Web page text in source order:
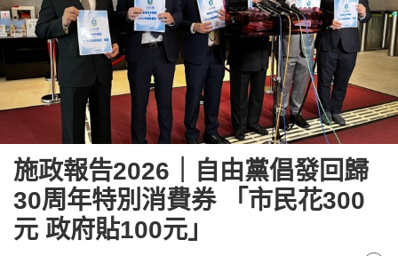
施政報告2026｜自由黨倡發回歸
30周年特別消費券 「市民花300
元 政府貼100元」